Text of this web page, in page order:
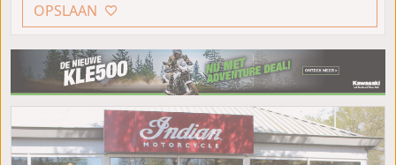
OPSLAAN